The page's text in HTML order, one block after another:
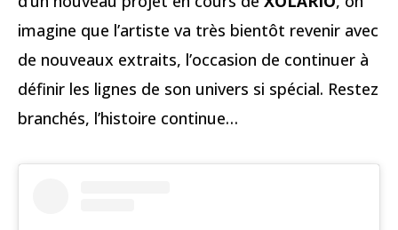
imagine que l’artiste va très bientôt revenir avec
de nouveaux extraits, l’occasion de continuer à
définir les lignes de son univers si spécial. Restez
branchés, l’histoire continue…